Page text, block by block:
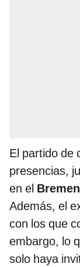
El partido de
presencias,
en el Bremen
Además, el
con los que
embargo, lo
solo haya